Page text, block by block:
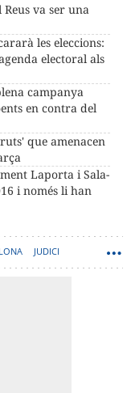
va ser una
les eleccions:
electoral als
campanya
en contra del
que amenacen
Laporta i Sala-
i només li han
JUDICI